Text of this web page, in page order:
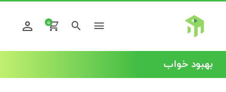
0
بهبود خواب